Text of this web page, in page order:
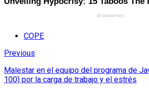
COPE
Previous
Malestar en el equipo del programa de
100) por la carga de trabajo y el estrés